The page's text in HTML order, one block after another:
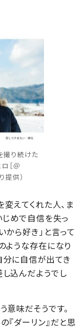
撮り続けた
［＠
供）
変えてくれた人、ま
じめで自信を失っ
から好き」と言って
ような存在になり
分に自信が出てき
込んだようでし
意味だそうです。
『ダーリン』だと思